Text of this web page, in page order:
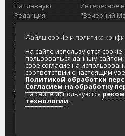
На главную
Редакция
портала
О проекте
Реклама на
портале
Отзывы и
предложения
Интернет-
услуги
Разработка
сайтов
Интересное
"Вечерний
Городская
Реклама
Главный
Колымы
Политика в
Согласие на
данных
Файлы cookie и политика
На сайте используются
пользоваться данным
свое согласие на
соответствии с настоящим
Политикой обработки
Согласием на обработку
На сайте используются
технологии.